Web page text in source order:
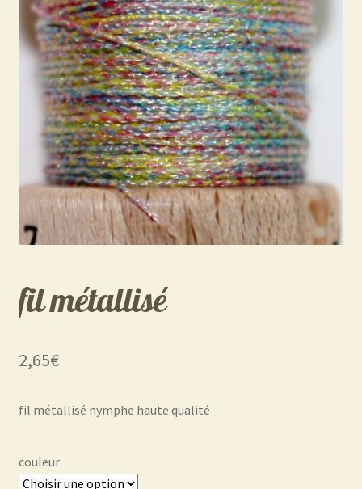
fil métallisé
2,65€
fil métallisé nymphe haute qualité
couleur